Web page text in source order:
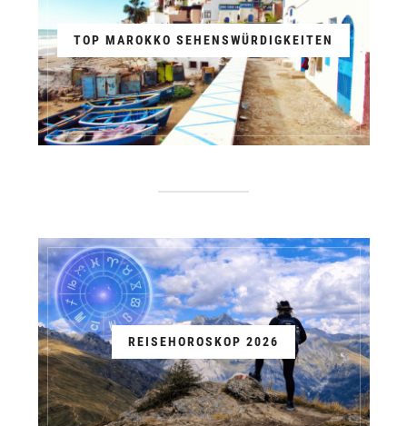
TOP MAROKKO SEHENSWÜRDIGKEITEN
REISEHOROSKOP 2026